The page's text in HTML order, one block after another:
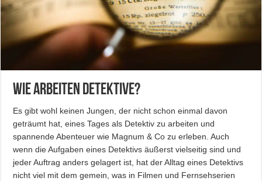
Wie arbeiten Detektive?
Es gibt wohl keinen Jungen, der nicht schon einmal davon
geträumt hat, eines Tages als Detektiv zu arbeiten und
spannende Abenteuer wie Magnum & Co zu erleben. Auch
wenn die Aufgaben eines Detektivs äußerst vielseitig sind und
jeder Auftrag anders gelagert ist, hat der Alltag eines Detektivs
nicht viel mit dem gemein, was in Filmen und Fernsehserien